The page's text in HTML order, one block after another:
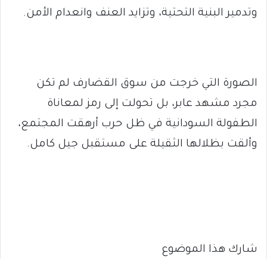
وتدمير البنية التحتية، وتزايد العنف وانعدام الأمن.
الصورة التي خرجت من سوق القضارف لم تكن
مجرد مشهد عابر، بل تحولت إلى رمز لمعاناة
الطفولة السودانية في ظل حرب أرهقت المجتمع،
وألقت بظلالها الثقيلة على مستقبل جيل كامل.
شارك هذا الموضوع